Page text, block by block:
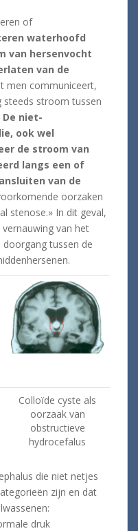
of
waterhoofd
van hersenvocht
van de
men communiceert,
steeds stroom tussen
De niet-
ook wel
de stroom van
langs een of
van de
oorzaken
stenose.» In dit geval,
van het
doorgang tussen de
Colloïde cyste als
oorzaak van
obstructieve
hydrocefalus
die niet netjes
zijn en dat
druk